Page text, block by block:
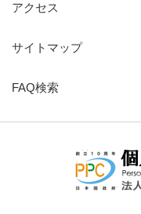
アクセス
サイトマップ
FAQ検索